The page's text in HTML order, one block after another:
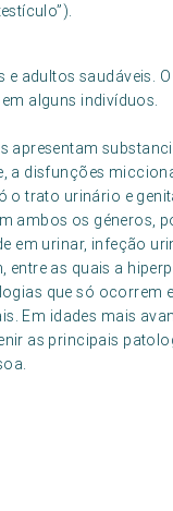
e adultos saudáveis.
alguns indivíduos.
apresentam
a disfunções
trato urinário e
ambos os géneros,
urinar, infeção
as quais a
que só ocorrem
Em idades mais
as principais